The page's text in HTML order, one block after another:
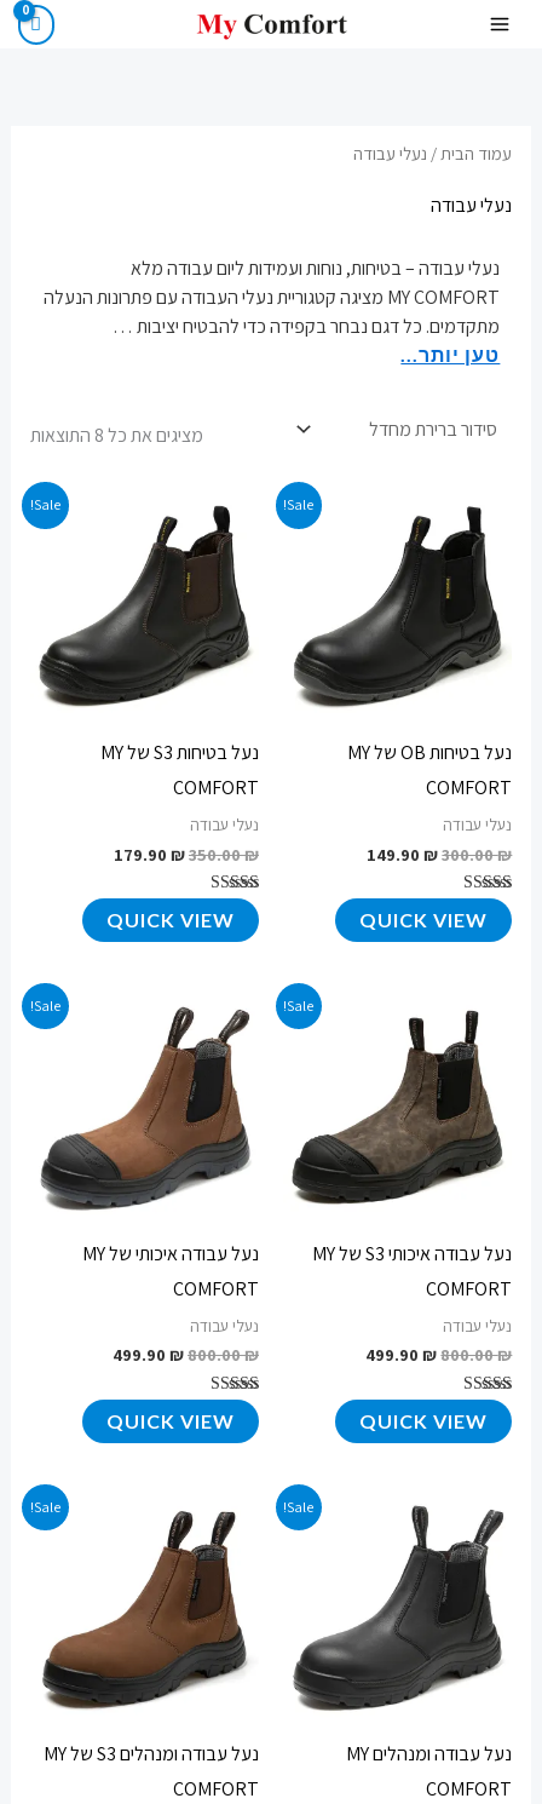
עמוד הבית/ נעלי עבודה
נעלי עבודה
נעלי עבודה – בטיחות, נוחות ועמידות ליום עבודה מלא
MY COMFORT מציגה קטגוריית נעלי העבודה עם פתרונות הנעלה
מתקדמים. כל דגם נבחר בקפידה כדי להבטיח יציבות…
טען יותר...
מציגים את כל ⁦8⁩ התוצאות
Sale!
נעל בטיחות OB של MY
COMFORT
נעלי עבודה
300.00₪
המקורי
היה:
300.00 ₪.
149.90₪
המחיר
הנוכחי
דורג
4.73
מתוך 5
QUICK VIEW
Sale!
נעל בטיחות S3 של MY
COMFORT
נעלי עבודה
350.00₪
המקורי
היה:
350.00 ₪.
179.90 ₪
המחיר
הנוכחי
דורג
4.76
מתוך 5
QUICK VIEW
Sale!
נעל עבודה איכותי S3 של MY
COMFORT
נעלי עבודה
800.00₪
המקורי
היה:
800.00 ₪.
499.90₪
המחיר
הנוכחי
דורג
4.61
מתוך 5
QUICK VIEW
Sale!
נעל עבודה איכותי של MY
COMFORT
נעלי עבודה
800.00₪
המקורי
היה:
800.00 ₪.
499.90 ₪
המחיר
הנוכחי
דורג
4.65
מתוך 5
QUICK VIEW
Sale!
נעל עבודה ומנהלים MY
COMFORT
המחיר
המקורי
היה:
800.00 ₪.
המחיר
הנוכחי
Sale!
נעל עבודה ומנהלים S3 של MY
COMFORT
המקורי
היה:
800.00 ₪.
המחיר
הנוכחי